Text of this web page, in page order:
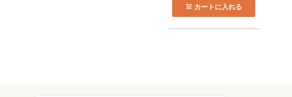
カートに入れる